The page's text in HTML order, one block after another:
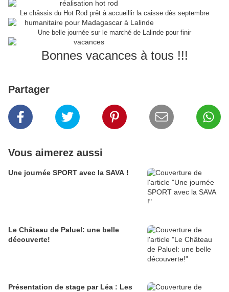
Le châssis du Hot Rod prêt à accueillir la caisse dès septembre
Une belle journée sur le marché de Lalinde pour finir
Bonnes vacances à tous !!!
Partager
Vous aimerez aussi
Une journée SPORT avec la SAVA !
Le Château de Paluel: une belle
découverte!
Présentation de stage par Léa : Les